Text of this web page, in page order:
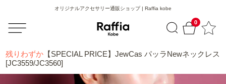
0
オリジナルアクセサリー通販ショップ | Raffia kobe
残りわずか 【SPECIAL PRICE】JewCas パッラNewネックレス
[JC3559/JC3560]